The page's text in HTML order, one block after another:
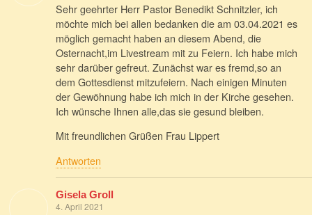
Sehr geehrter Herr Pastor Benedikt Schnitzler, ich
möchte mich bei allen bedanken die am 03.04.2021 es
möglich gemacht haben an diesem Abend, die
Osternacht,im Livestream mit zu Feiern. Ich habe mich
sehr darüber gefreut. Zunächst war es fremd,so an
dem Gottesdienst mitzufeiern. Nach einigen Minuten
der Gewöhnung habe ich mich in der Kirche gesehen.
Ich wünsche Ihnen alle,das sie gesund bleiben.
Mit freundlichen Grüßen Frau Lippert
Antworten
Gisela Groll
4. April 2021